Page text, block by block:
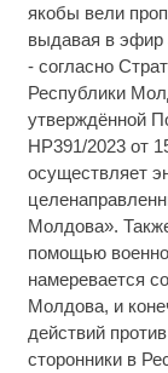
якобы вели
выдавая в эфир
- согласно
Республики
утверждённой
HP391/2023 от
осуществляет
Молдова».
помощью
намеревается
Молдова, и
действий
сторонники в